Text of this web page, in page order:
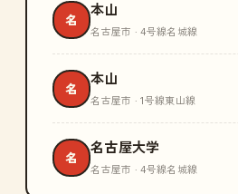
名
本山
名古屋市 · 4号線名城線
名
本山
名古屋市 · 1号線東山線
名
名古屋大学
名古屋市 · 4号線名城線